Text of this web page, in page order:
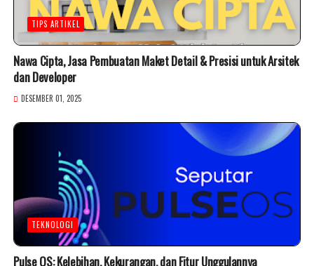
TIPS ARTIKEL
Nawa Cipta, Jasa Pembuatan Maket Detail & Presisi untuk Arsitek
dan Developer
DESEMBER 01, 2025
TEKNOLOGI
Pulse OS: Kelebihan, Kekurangan, dan Fitur Unggulannya